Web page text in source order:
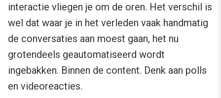
interactie vliegen je om de oren. Het verschil is
wel dat waar je in het verleden vaak handmatig
de conversaties aan moest gaan, het nu
grotendeels geautomatiseerd wordt
ingebakken. Binnen de content. Denk aan polls
en videoreacties.